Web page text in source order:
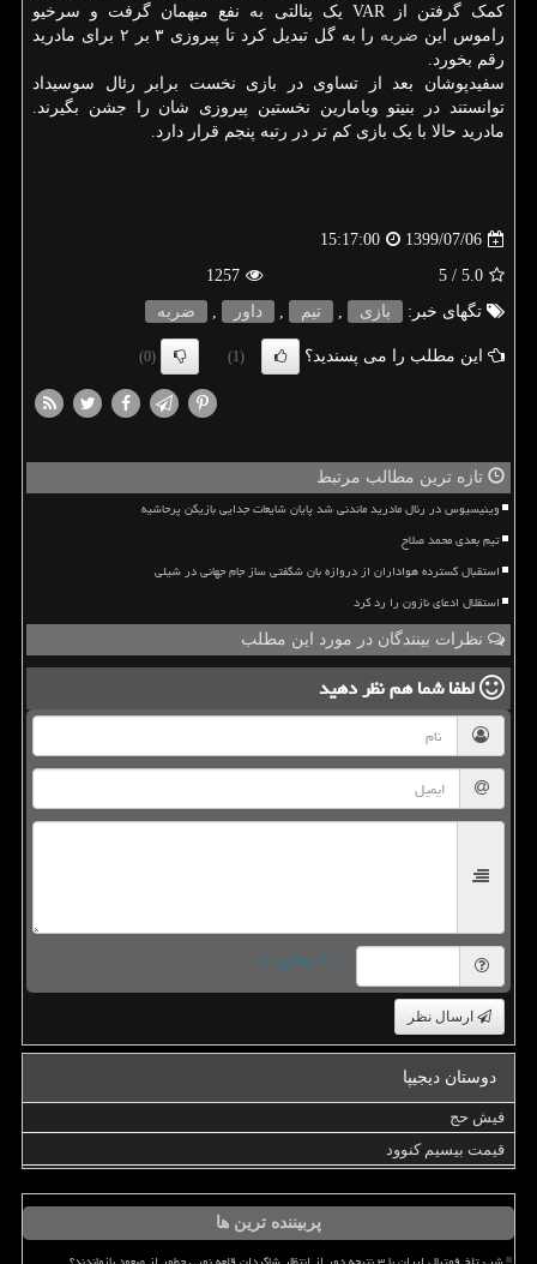
کمک گرفتن از VAR یک پنالتی به نفع میهمان گرفت و سرخیو
راموس این ضربه
را به گل تبدیل کرد تا پیروزی ۳ بر ۲ برای مادرید
رقم بخورد.
سفیدپوشان بعد از تساوی در بازی نخست برابر رئال سوسیداد
توانستند در بنیتو ویامارین نخستین پیروزی شان را جشن بگیرند.
مادرید حالا با یک بازی کم تر در رتبه پنجم قرار دارد.
1399/07/06
15:17:00
5.0
/ 5
1257
تگهای خبر:
بازی , تیم , داور , ضربه
این مطلب را می پسندید؟ (1)
(0)
تازه ترین مطالب مرتبط
وینیسیوس در رئال مادرید ماندنی شد پایان شایعات جدایی بازیکن پرحاشیه
تیم بعدی محمد صلاح
استقبال گسترده هواداران از دروازه بان شگفتی ساز جام جهانی در شیلی
استقلال ادعای نازون را رد کرد
نظرات بینندگان در مورد این مطلب
لطفا شما همنظر دهید
= ۲ بعلاوه ۲
ارسال نظر
دوستان دیجیپا
فیش حج
قیمت بیسیم کنوود
پربیننده ترین ها